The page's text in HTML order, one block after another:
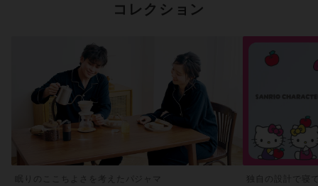
コレクション
眠りのここちよさを考えたパジャマ
独自の設計で寝